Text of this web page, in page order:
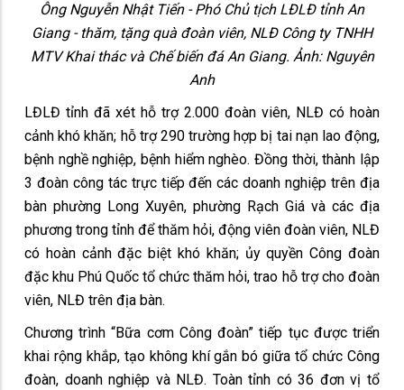
Ông Nguyễn Nhật Tiến - Phó Chủ tịch LĐLĐ tỉnh An
Giang - thăm, tặng quà đoàn viên, NLĐ Công ty TNHH
MTV Khai thác và Chế biến đá An Giang. Ảnh: Nguyên
Anh
LĐLĐ tỉnh đã xét hỗ trợ 2.000 đoàn viên, NLĐ có hoàn
cảnh khó khăn; hỗ trợ 290 trường hợp bị tai nạn lao động,
bệnh nghề nghiệp, bệnh hiểm nghèo. Đồng thời, thành lập
3 đoàn công tác trực tiếp đến các doanh nghiệp trên địa
bàn phường Long Xuyên, phường Rạch Giá và các địa
phương trong tỉnh để thăm hỏi, động viên đoàn viên, NLĐ
có hoàn cảnh đặc biệt khó khăn; ủy quyền Công đoàn
đặc khu Phú Quốc tổ chức thăm hỏi, trao hỗ trợ cho đoàn
viên, NLĐ trên địa bàn.
Chương trình “Bữa cơm Công đoàn” tiếp tục được triển
khai rộng khắp, tạo không khí gắn bó giữa tổ chức Công
đoàn, doanh nghiệp và NLĐ. Toàn tỉnh có 36 đơn vị tổ